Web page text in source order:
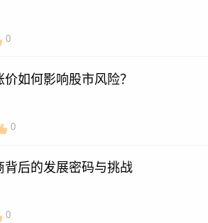
0
如何影响股市风险？
0
背后的发展密码与挑战
0